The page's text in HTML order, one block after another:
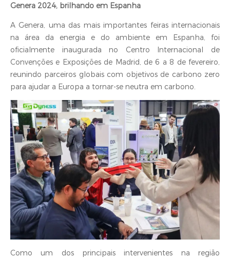
Genera 2024, brilhando em Espanha
A Genera, uma das mais importantes feiras internacionais
na área da energia e do ambiente em Espanha, foi
oficialmente inaugurada no Centro Internacional de
Convenções e Exposições de Madrid, de 6 a 8 de fevereiro,
reunindo parceiros globais com objetivos de carbono zero
para ajudar a Europa a tornar-se neutra em carbono.
Como um dos principais intervenientes na região